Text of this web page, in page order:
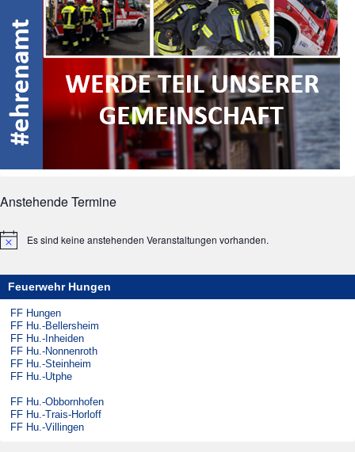
Anstehende Termine
HinweisEs sind keine anstehenden Veranstaltungen vorhanden.
Feuerwehr Hungen
FF Hungen
FF Hu.-Bellersheim
FF Hu.-Inheiden
FF Hu.-Nonnenroth
FF Hu.-Steinheim
FF Hu.-Utphe
FF Hu.-Obbornhofen
FF Hu.-Trais-Horloff
FF Hu.-Villingen